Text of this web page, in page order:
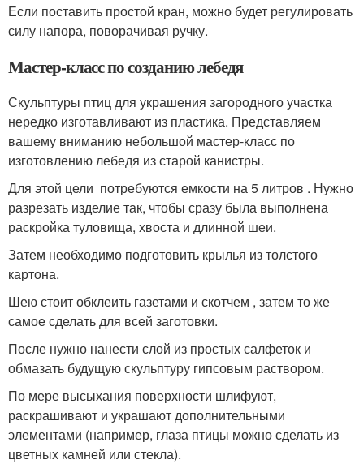
Если поставить простой кран, можно будет регулировать
силу напора, поворачивая ручку.
Мастер-класс по созданию лебедя
Скульптуры птиц для украшения загородного участка
нередко изготавливают из пластика. Представляем
вашему вниманию небольшой мастер-класс по
изготовлению лебедя из старой канистры.
Для этой цели потребуются емкости на 5 литров . Нужно
разрезать изделие так, чтобы сразу была выполнена
раскройка туловища, хвоста и длинной шеи.
Затем необходимо подготовить крылья из толстого
картона.
Шею стоит обклеить газетами и скотчем , затем то же
самое сделать для всей заготовки.
После нужно нанести слой из простых салфеток и
обмазать будущую скульптуру гипсовым раствором.
По мере высыхания поверхности шлифуют,
раскрашивают и украшают дополнительными
элементами (например, глаза птицы можно сделать из
цветных камней или стекла).